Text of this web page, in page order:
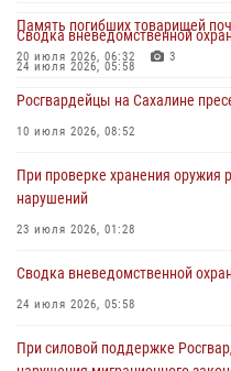
Сводка вневедомственной
24 июля 2026, 05:58
Память погибших товарищей
20 июля 2026, 06:32 3
Росгвардейцы на Сахалине
10 июля 2026, 08:52
При проверке хранения оружия
нарушений
23 июля 2026, 01:28
Сводка вневедомственной
24 июля 2026, 05:58
При силовой поддержке